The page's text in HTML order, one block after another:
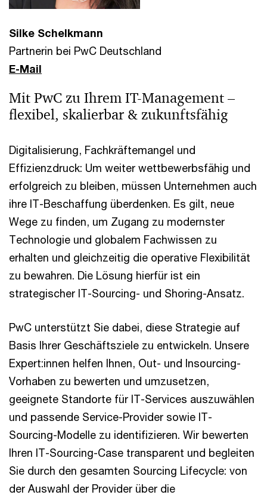
Silke Schelkmann
Partnerin bei PwC Deutschland
E-Mail
Mit PwC zu Ihrem IT-Management –
flexibel, skalierbar & zukunftsfähig
Digitalisierung, Fachkräftemangel und
Effizienzdruck: Um weiter wettbewerbsfähig und
erfolgreich zu bleiben, müssen Unternehmen auch
ihre IT-Beschaffung überdenken. Es gilt, neue
Wege zu finden, um Zugang zu modernster
Technologie und globalem Fachwissen zu
erhalten und gleichzeitig die operative Flexibilität
zu bewahren. Die Lösung hierfür ist ein
strategischer IT-Sourcing- und Shoring-Ansatz.
PwC unterstützt Sie dabei, diese Strategie auf
Basis Ihrer Geschäftsziele zu entwickeln. Unsere
Expert:innen helfen Ihnen, Out- und Insourcing-
Vorhaben zu bewerten und umzusetzen,
geeignete Standorte für IT-Services auszuwählen
und passende Service-Provider sowie IT-
Sourcing-Modelle zu identifizieren. Wir bewerten
Ihren IT-Sourcing-Case transparent und begleiten
Sie durch den gesamten Sourcing Lifecycle: von
der Auswahl der Provider über die